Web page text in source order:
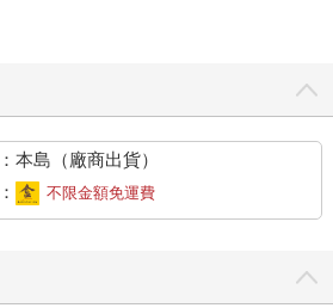
本島（廠商出貨）
不限金額免運費